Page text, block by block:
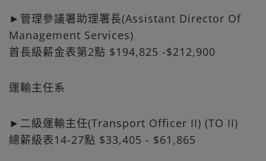
►管理參議署助理署長(Assistant Director Of
Management Services)
首長級薪金表第2點 $194,825 -$212,900
運輸主任系
►二級運輸主任(Transport Officer II) (TO II)
總薪級表14-27點 $33,405 - $61,865